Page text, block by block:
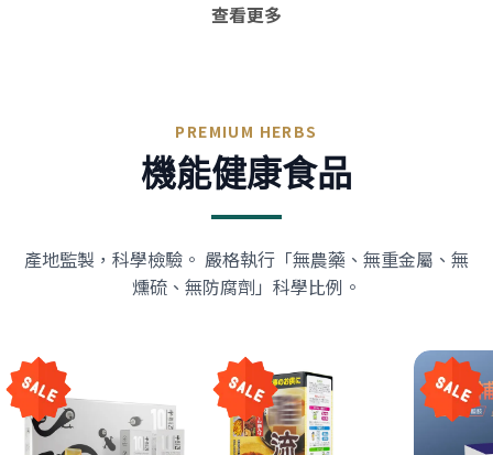
查看更多
PREMIUM HERBS
機能健康食品
產地監製，科學檢驗。 嚴格執行「無農藥、無重金屬、無
燻硫、無防腐劑」科學比例。